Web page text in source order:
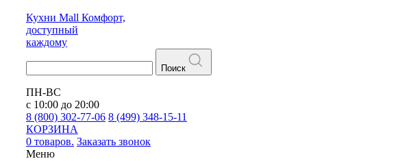
Кухни Mall Комфорт,
доступный
каждому
Поиск
ПН-ВС
с 10:00 до 20:00
8 (800) 302-77-06 8 (499) 348-15-11
КОРЗИНА
0 товаров. Заказать звонок
Меню